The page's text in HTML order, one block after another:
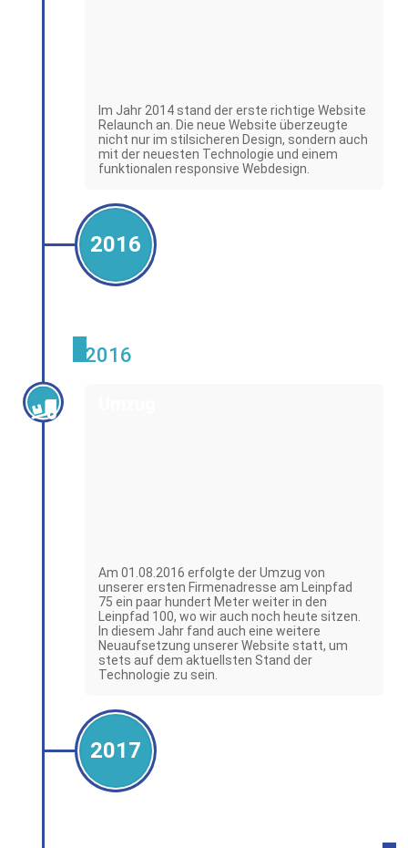
Im Jahr 2014 stand der erste richtige Website
Relaunch an. Die neue Website überzeugte
nicht nur im stilsicheren Design, sondern auch
mit der neuesten Technologie und einem
funktionalen responsive Webdesign.
2016
2016
Am 01.08.2016 erfolgte der Umzug von
unserer ersten Firmenadresse am Leinpfad
75 ein paar hundert Meter weiter in den
Leinpfad 100, wo wir auch noch heute sitzen.
In diesem Jahr fand auch eine weitere
Neuaufsetzung unserer Website statt, um
stets auf dem aktuellsten Stand der
Technologie zu sein.
2017